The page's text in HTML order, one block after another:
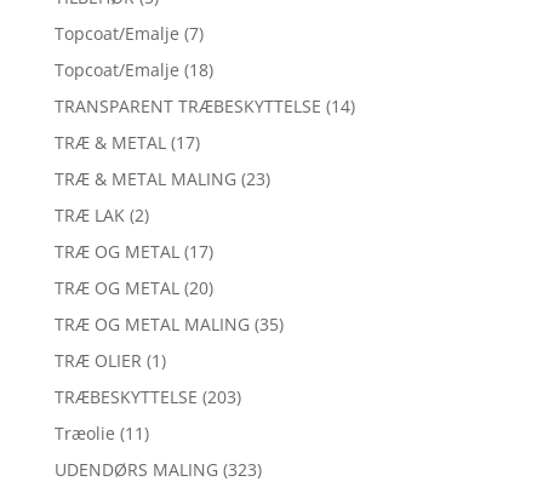
Topcoat/Emalje (7)
Topcoat/Emalje (18)
TRANSPARENT TRÆBESKYTTELSE (14)
TRÆ & METAL (17)
TRÆ & METAL MALING (23)
TRÆ LAK (2)
TRÆ OG METAL (17)
TRÆ OG METAL (20)
TRÆ OG METAL MALING (35)
TRÆ OLIER (1)
TRÆBESKYTTELSE (203)
Træolie (11)
UDENDØRS MALING (323)